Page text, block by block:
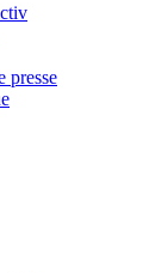
presse